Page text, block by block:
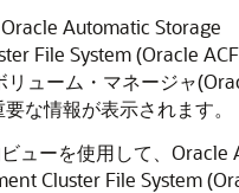
Automatic Storage
File System (Oracle
リューム・マネージャ
な情報が表示されます。
ューを使用して、Oracle
Cluster File System